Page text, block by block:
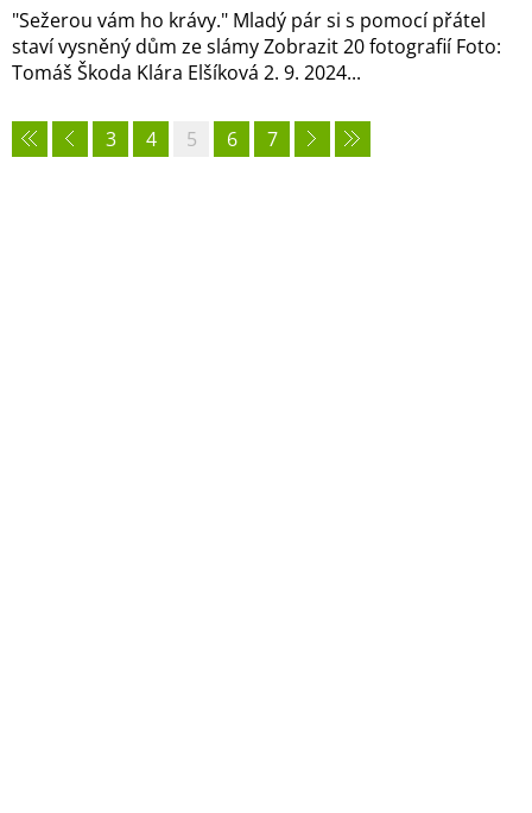
"Sežerou vám ho krávy." Mladý pár si s pomocí přátel
staví vysněný dům ze slámy Zobrazit 20 fotografií Foto:
Tomáš Škoda Klára Elšíková 2. 9. 2024...
3 4 5 6 7